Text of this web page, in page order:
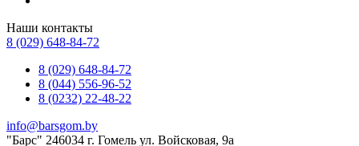
Наши контакты
8 (029) 648-84-72
8 (029) 648-84-72
8 (044) 556-96-52
8 (0232) 22-48-22
info@barsgom.by
"Барс" 246034 г. Гомель ул. Войсковая, 9а